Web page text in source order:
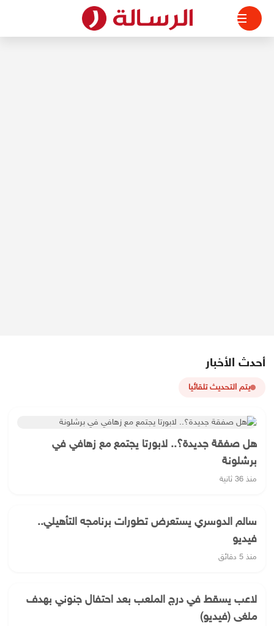
التجاوز
المحتوى
أحدث الأخبار
يتم التحديث تلقائيا
هل صفقة جديدة؟.. لابورتا يجتمع مع زهافي في
برشلونة
منذ 36 ثانية
سالم الدوسري يستعرض تطورات برنامجه التأهيلي..
فيديو
منذ 5 دقائق
لاعب يسقط في درج الملعب بعد احتفال جنوني بهدف
ملغى (فيديو)